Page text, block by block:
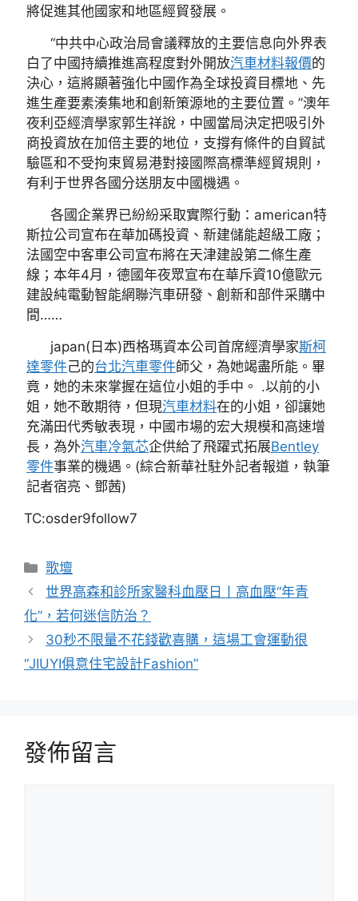
將促進其他國家和地區經貿發展。
“中共中心政治局會議釋放的主要信息向外界表
白了中國持續推進高程度對外開放汽車材料報價的
決心，這將顯著強化中國作為全球投資目標地、先
進生產要素湊集地和創新策源地的主要位置。”澳年
夜利亞經濟學家郭生祥說，中國當局決定把吸引外
商投資放在加倍主要的地位，支撐有條件的自貿試
驗區和不受拘束貿易港對接國際高標準經貿規則，
有利于世界各國分送朋友中國機遇。
各國企業界已紛紛采取實際行動：american特
斯拉公司宣布在華加碼投資、新建儲能超級工廠；
法國空中客車公司宣布將在天津建設第二條生產
線；本年4月，德國年夜眾宣布在華斥資10億歐元
建設純電動智能網聯汽車研發、創新和部件采購中
間……
japan(日本)西格瑪資本公司首席經濟學家斯柯
達零件己的台北汽車零件師父，為她竭盡所能。畢
竟，她的未來掌握在這位小姐的手中。 .以前的小
姐，她不敢期待，但現汽車材料在的小姐，卻讓她
充滿田代秀敏表現，中國市場的宏大規模和高速增
長，為外汽車冷氣芯企供給了飛躍式拓展Bentley
零件事業的機遇。(綜合新華社駐外記者報道，執筆
記者宿亮、鄧茜)
TC:osder9follow7
分
類
歌壇
世界高森和診所家醫科血壓日丨高血壓“年青
化”，若何迷信防治？
30秒不限量不花錢歡喜購，這場工會運動很
“JIUYI俱意住宅設計Fashion”
發佈留言